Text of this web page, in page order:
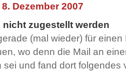
Dezember 2007
nicht zugestellt werden
(mal wieder) für
wo denn die Mail an
sei und fand dort folgendes